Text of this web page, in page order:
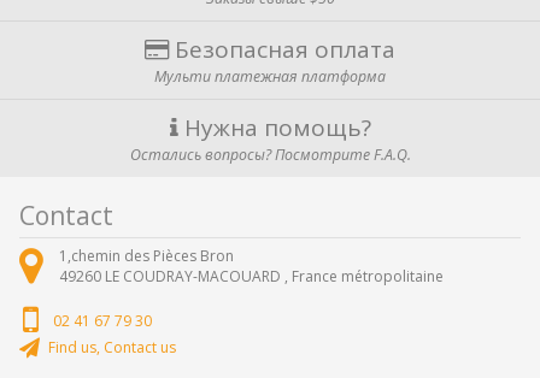
Безопасная оплата
Мульти платежная платформа
Нужна помощь?
Остались вопросы? Посмотрите F.A.Q.
Contact
1,chemin des Pièces Bron
49260 LE COUDRAY-MACOUARD , France métropolitaine
02 41 67 79 30
Find us, Contact us